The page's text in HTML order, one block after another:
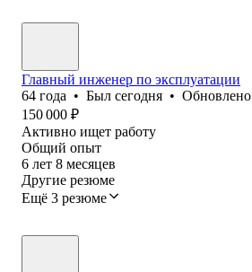
Главный инженер по эксплуатации
64 года • Был сегодня • Обновлено
150 000 ₽
Активно ищет работу
Общий опыт
6 лет 8 месяцев
Другие резюме
Ещё 3 резюме